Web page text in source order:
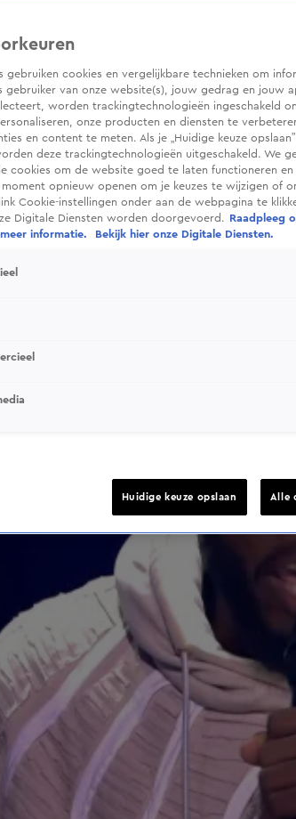
gebruiken cookies en vergelijkbare technieken om
gebruiker van onze website(s), jouw gedrag en jouw
worden trackingtechnologieën ingeschakeld
onze producten en diensten te
en content te meten. Als je „Huidige keuze
deze trackingtechnologieën uitgeschakeld. We
cookies om de website goed te laten functioneren
opnieuw openen om je keuzes te wijzigen of
Cookie-instellingen onder aan de webpagina te
Digitale Diensten worden doorgevoerd.
Raadpleeg
informatie.
Bekijk hier onze Digitale Diensten.
Huidige keuze opslaan Alle